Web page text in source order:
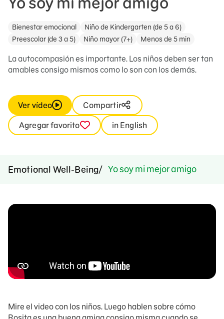
Bienestar emocional
Niño de Kindergarten (de 5 a 6)
Preescolar (de 3 a 5)
Niño mayor (7+) Menos de 5 min
La autocompasión es importante. Los niños deben ser tan
amables consigo mismos como lo son con los demás.
Ver vídeo
Compartir
Agregar favorito
in English
Emotional Well-Being Yo soy mi mejor amigo
Mire el video con los niños. Luego hablen sobre cómo